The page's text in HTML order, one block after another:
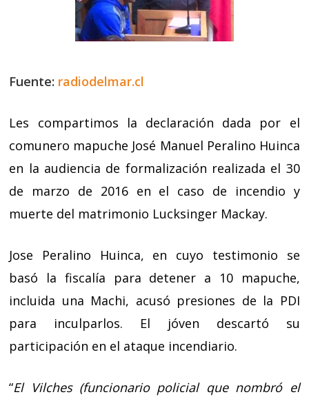
Fuente: radiodelmar.cl
Les compartimos la declaración dada por el
comunero mapuche José Manuel Peralino Huinca
en la audiencia de formalización realizada el 30
de marzo de 2016 en el caso de incendio y
muerte del matrimonio Lucksinger Mackay.
Jose Peralino Huinca, en cuyo testimonio se
basó la fiscalía para detener a 10 mapuche,
incluida una Machi, acusó presiones de la PDI
para inculparlos. El jóven descartó su
participación en el ataque incendiario.
“El Vilches (funcionario policial que nombró el